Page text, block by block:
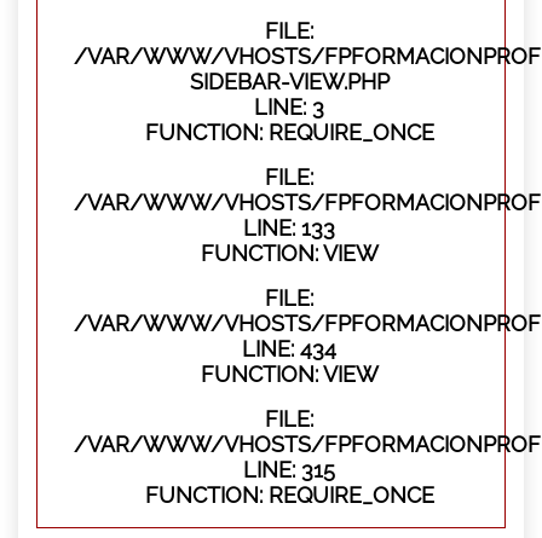
FILE:
/VAR/WWW/VHOSTS/
SIDEBAR-VIEW.PHP
LINE: 3
FUNCTION: REQUIRE_ONCE
FILE:
/VAR/WWW/VHOSTS/
LINE: 133
FUNCTION: VIEW
FILE:
/VAR/WWW/VHOSTS/
LINE: 434
FUNCTION: VIEW
FILE:
/VAR/WWW/VHOSTS/
LINE: 315
FUNCTION: REQUIRE_ONCE